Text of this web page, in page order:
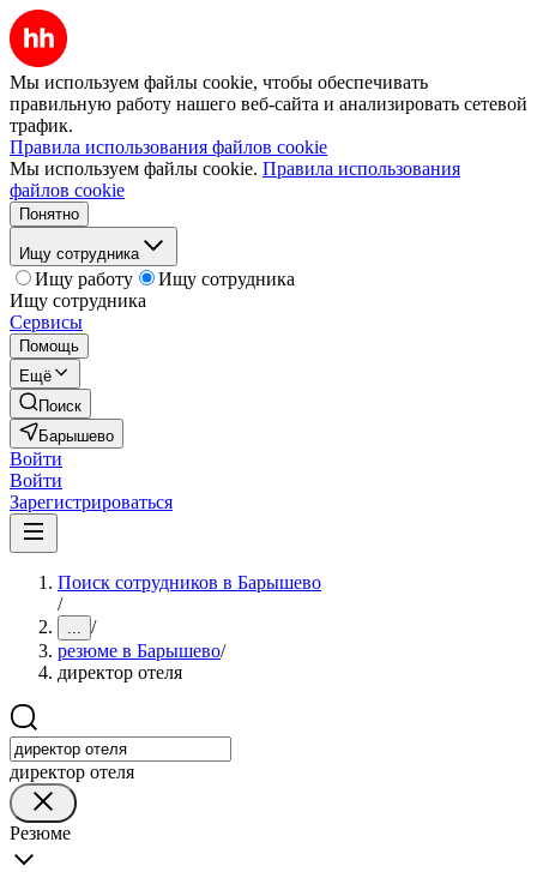
Мы используем файлы cookie, чтобы обеспечивать
правильную работу нашего веб-сайта и анализировать сетевой
трафик.
Правила использования файлов cookie
Мы используем файлы cookie. Правила использования
файлов cookie
Понятно
Ищу сотрудника
Ищу работу
Ищу сотрудника
Ищу сотрудника
Сервисы
Помощь
Ещё
Поиск
Барышево
Войти
Войти
Зарегистрироваться
Поиск сотрудников в Барышево
/
... /
резюме в Барышево/
директор отеля
директор отеля
Резюме